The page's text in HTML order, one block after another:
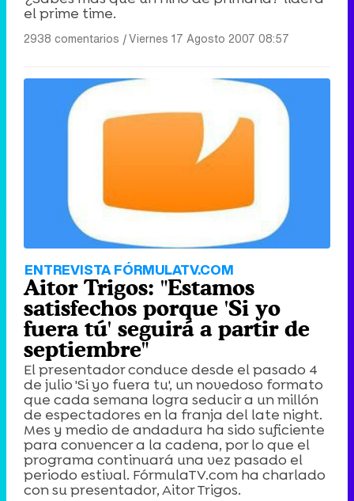
el prime time.
2938 comentarios |Viernes 17 Agosto 2007 08:57
ENTREVISTA FÓRMULATV.COM
Aitor Trigos: "Estamos
satisfechos porque 'Si yo
fuera tú' seguirá a partir de
septiembre"
El presentador conduce desde el pasado 4
de julio 'Si yo fuera tu', un novedoso formato
que cada semana logra seducir a un millón
de espectadores en la franja del late night.
Mes y medio de andadura ha sido suficiente
para convencer a la cadena, por lo que el
programa continuará una vez pasado el
periodo estival. FórmulaTV.com ha charlado
con su presentador, Aitor Trigos.